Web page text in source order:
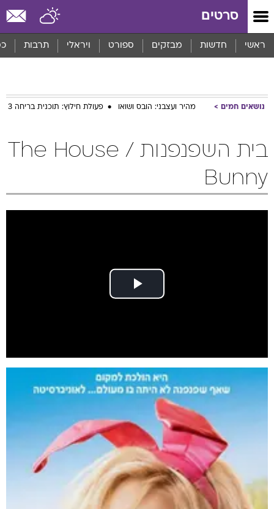
סרטים
ראשי חדשות מבזקים ספורט ויראלי תרבות
נושאים חמים מהיר ועצבני: הובס ושואו פעולת חילוץ: תוכנית בריחה 3
בית השפנפנות / The House
Bunny